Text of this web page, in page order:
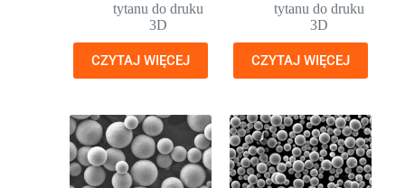
tytanu do druku
3D
CZYTAJ WIĘCEJ
tytanu do druku
3D
CZYTAJ WIĘCEJ